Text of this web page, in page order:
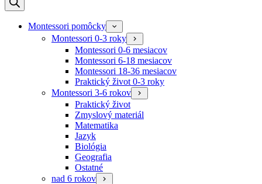
Montessori pomôcky
Montessori 0-3 roky
Montessori 0-6 mesiacov
Montessori 6-18 mesiacov
Montessori 18-36 mesiacov
Praktický život 0-3 roky
Montessori 3-6 rokov
Praktický život
Zmyslový materiál
Matematika
Jazyk
Biológia
Geografia
Ostatné
nad 6 rokov